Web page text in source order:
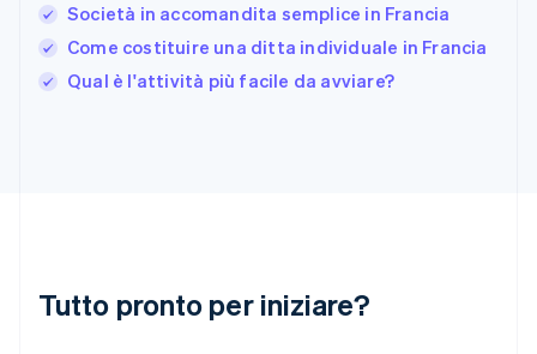
Società in accomandita semplice in Francia
Come costituire una ditta individuale in Francia
Qual è l'attività più facile da avviare?
Tutto pronto per iniziare?
Grecia
English
India
English
Lituania